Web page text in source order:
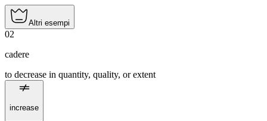
Altri esempi
02
cadere
to decrease in quantity, quality, or extent
increase